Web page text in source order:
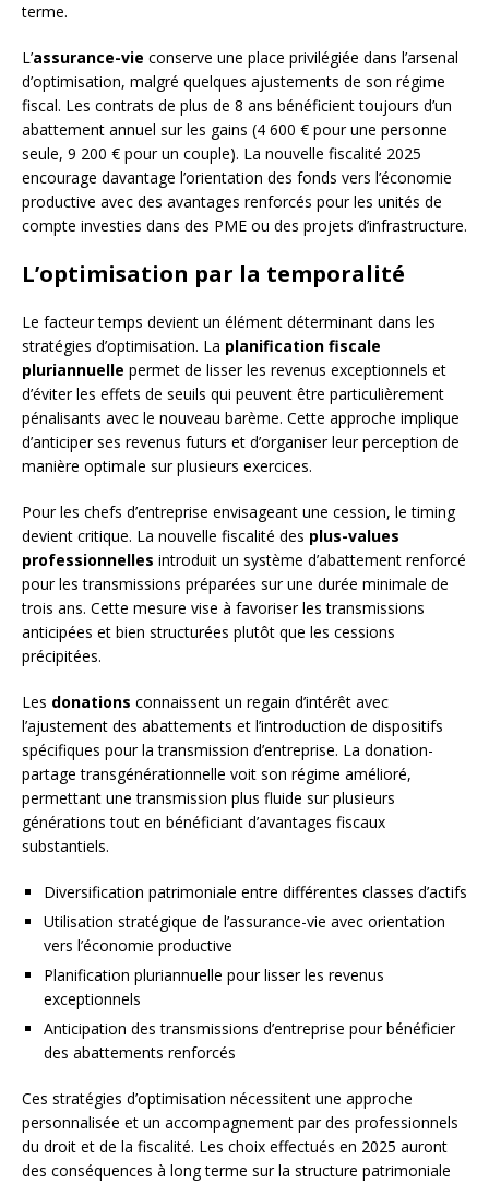
terme.
L’assurance-vie conserve une place privilégiée dans l’arsenal
d’optimisation, malgré quelques ajustements de son régime
fiscal. Les contrats de plus de 8 ans bénéficient toujours d’un
abattement annuel sur les gains (4 600 € pour une personne
seule, 9 200 € pour un couple). La nouvelle fiscalité 2025
encourage davantage l’orientation des fonds vers l’économie
productive avec des avantages renforcés pour les unités de
compte investies dans des PME ou des projets d’infrastructure.
L’optimisation par la temporalité
Le facteur temps devient un élément déterminant dans les
stratégies d’optimisation. La planification fiscale
pluriannuelle permet de lisser les revenus exceptionnels et
d’éviter les effets de seuils qui peuvent être particulièrement
pénalisants avec le nouveau barème. Cette approche implique
d’anticiper ses revenus futurs et d’organiser leur perception de
manière optimale sur plusieurs exercices.
Pour les chefs d’entreprise envisageant une cession, le timing
devient critique. La nouvelle fiscalité des plus-values
professionnelles introduit un système d’abattement renforcé
pour les transmissions préparées sur une durée minimale de
trois ans. Cette mesure vise à favoriser les transmissions
anticipées et bien structurées plutôt que les cessions
précipitées.
Les donations connaissent un regain d’intérêt avec
l’ajustement des abattements et l’introduction de dispositifs
spécifiques pour la transmission d’entreprise. La donation-
partage transgénérationnelle voit son régime amélioré,
permettant une transmission plus fluide sur plusieurs
générations tout en bénéficiant d’avantages fiscaux
substantiels.
Diversification patrimoniale entre différentes classes d’actifs
Utilisation stratégique de l’assurance-vie avec orientation
vers l’économie productive
Planification pluriannuelle pour lisser les revenus
exceptionnels
Anticipation des transmissions d’entreprise pour bénéficier
des abattements renforcés
Ces stratégies d’optimisation nécessitent une approche
personnalisée et un accompagnement par des professionnels
du droit et de la fiscalité. Les choix effectués en 2025 auront
des conséquences à long terme sur la structure patrimoniale